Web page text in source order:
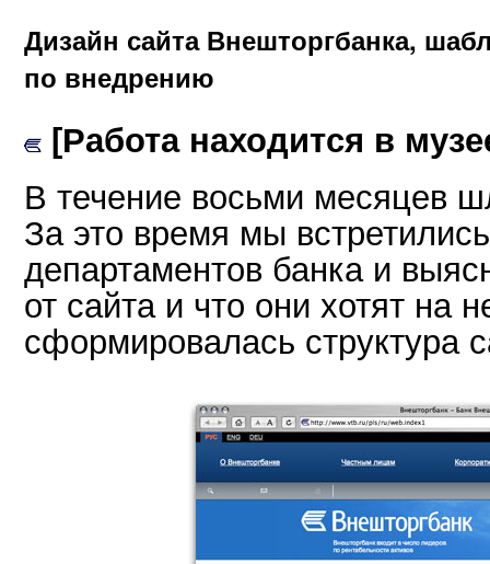
Дизайн сайта Внешторгбанка,
по внедрению
[Работа находится в
В течение восьми месяцев
За это время мы
департаментов банка и
от сайта и что они хотят на
сформировалась структура